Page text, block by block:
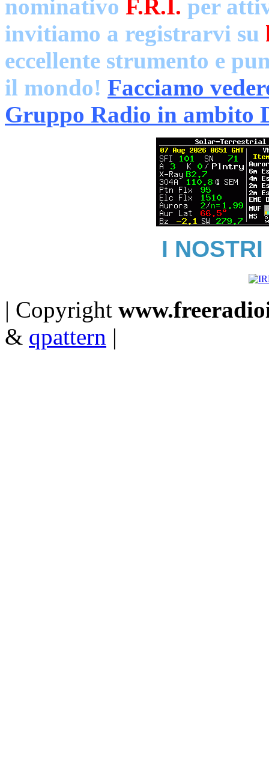
nominativo F.R.I. per
invitiamo a registrarvi su
eccellente strumento e
il mondo! Facciamo
Gruppo Radio in ambito
I
| Copyright
& qpattern |